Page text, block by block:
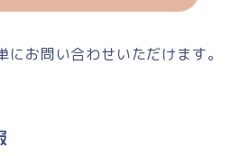
お問い合わせいただけます。